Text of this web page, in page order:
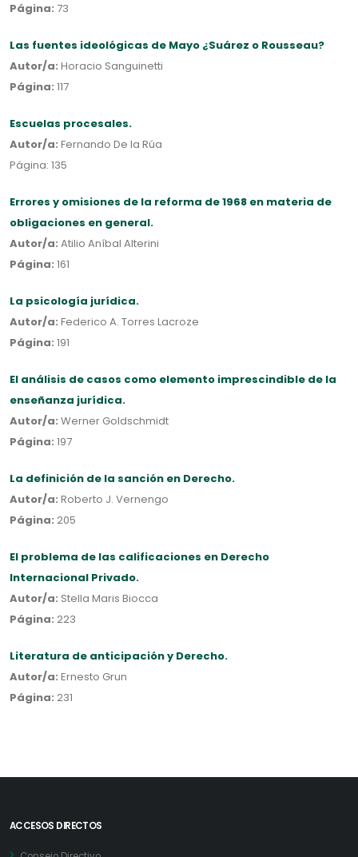
Página: 73
Las fuentes ideológicas de Mayo ¿Suárez o Rousseau?
Autor/a: Horacio Sanguinetti
Página: 117
Escuelas procesales.
Autor/a: Fernando De la Rúa
Página: 135
Errores y omisiones de la reforma de 1968 en materia de
obligaciones en general.
Autor/a: Atilio Aníbal Alterini
Página: 161
La psicología jurídica.
Autor/a: Federico A. Torres Lacroze
Página: 191
El análisis de casos como elemento imprescindible de la
enseñanza jurídica.
Autor/a: Werner Goldschmidt
Página: 197
La definición de la sanción en Derecho.
Autor/a: Roberto J. Vernengo
Página: 205
El problema de las calificaciones en Derecho
Internacional Privado.
Autor/a: Stella Maris Biocca
Página: 223
Literatura de anticipación y Derecho.
Autor/a: Ernesto Grun
Página: 231
ACCESOS DIRECTOS